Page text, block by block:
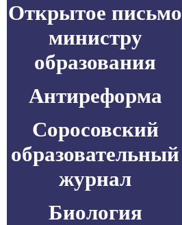
Открытое письмо
министру
образования
Антиреформа
Соросовский
образовательный
журнал
Биология